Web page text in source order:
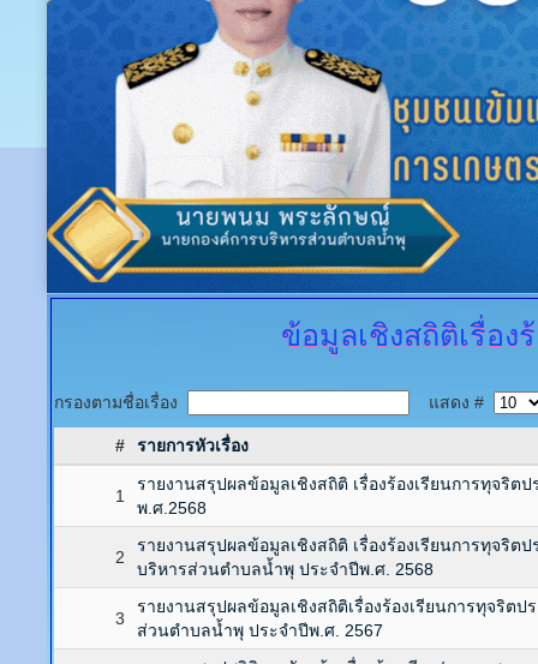
ข้อมูลเชิงสถิติเรื่อ
กรองตามชื่อเรื่อง แสดง #
# รายการหัวเรื่อง
1
รายงานสรุปผลข้อมูลเชิงสถิติ เรื่องร้องเรียนการทุจริ
พ.ศ.2568
2
รายงานสรุปผลข้อมูลเชิงสถิติ เรื่องร้องเรียนการทุจริต
บริหารส่วนตำบลน้ำพุ ประจำปีพ.ศ. 2568
3
รายงานสรุปผลข้อมูลเชิงสถิติเรื่องร้องเรียนการทุจริต
ส่วนตำบลน้ำพุ ประจำปีพ.ศ. 2567